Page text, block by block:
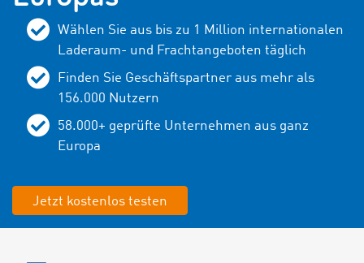
Wählen Sie aus bis zu 1 Million internationalen
Laderaum- und Frachtangeboten täglich
Finden Sie Geschäftspartner aus mehr als
156.000 Nutzern
58.000+ geprüfte Unternehmen aus ganz
Europa
Jetzt kostenlos testen